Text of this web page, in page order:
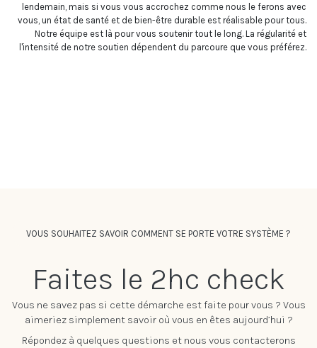
lendemain, mais si vous vous accrochez comme nous le ferons avec
vous, un état de santé et de bien-être durable est réalisable pour tous.
Notre équipe est là pour vous soutenir tout le long. La régularité et
l'intensité de notre soutien dépendent du parcoure que vous préférez.
VOUS SOUHAITEZ SAVOIR COMMENT SE PORTE VOTRE SYSTÈME ?
Faites le 2hc check
Vous ne savez pas si cette démarche est faite pour vous ? Vous
aimeriez simplement savoir où vous en êtes aujourd’hui ?
Répondez à quelques questions et nous vous contacterons